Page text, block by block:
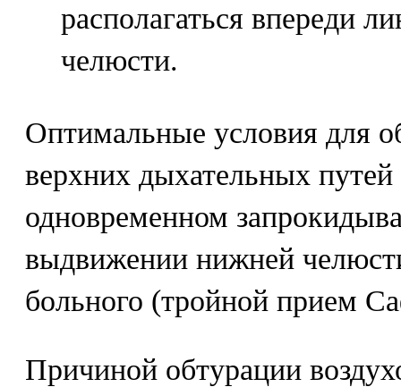
располагаться впереди
челюсти.
Оптимальные условия для
верхних дыхательных путей
одновременном
выдвижении нижней
больного (тройной прием
Причиной обтурации